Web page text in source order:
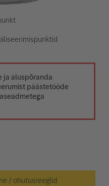
ja aluspõranda
päästetööde
/ ohutusreeglid